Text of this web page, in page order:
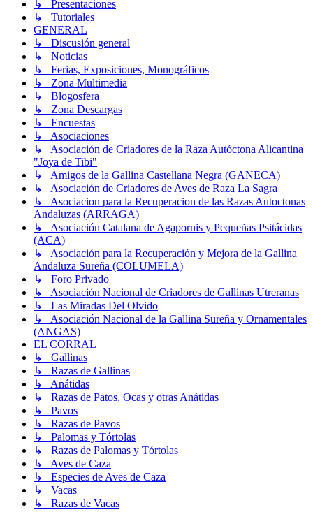
↳ Presentaciones
↳ Tutoriales
GENERAL
↳ Discusión general
↳ Noticias
↳ Ferias, Exposiciones, Monográficos
↳ Zona Multimedia
↳ Blogosfera
↳ Zona Descargas
↳ Encuestas
↳ Asociaciones
↳ Asociación de Criadores de la Raza Autóctona Alicantina
"Joya de Tibi"
↳ Amigos de la Gallina Castellana Negra (GANECA)
↳ Asociación de Criadores de Aves de Raza La Sagra
↳ Asociacion para la Recuperacion de las Razas Autoctonas
Andaluzas (ARRAGA)
↳ Asociación Catalana de Agapornis y Pequeñas Psitácidas
(ACA)
↳ Asociación para la Recuperación y Mejora de la Gallina
Andaluza Sureña (COLUMELA)
↳ Foro Privado
↳ Asociación Nacional de Criadores de Gallinas Utreranas
↳ Las Miradas Del Olvido
↳ Asociación Nacional de la Gallina Sureña y Ornamentales
(ANGAS)
EL CORRAL
↳ Gallinas
↳ Razas de Gallinas
↳ Anátidas
↳ Razas de Patos, Ocas y otras Anátidas
↳ Pavos
↳ Razas de Pavos
↳ Palomas y Tórtolas
↳ Razas de Palomas y Tórtolas
↳ Aves de Caza
↳ Especies de Aves de Caza
↳ Vacas
↳ Razas de Vacas